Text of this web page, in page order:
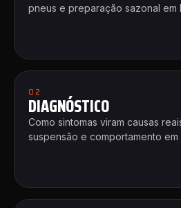
pneus e preparação sazonal em
02
DIAGNÓSTICO
Como sintomas viram causas
suspensão e comportamento em